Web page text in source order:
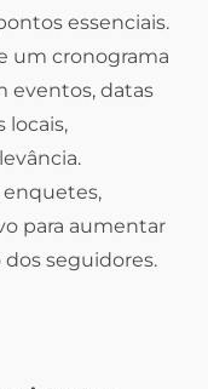
essenciais.
um cronograma
eventos, datas
locais,
enquetes,
para aumentar
seguidores.